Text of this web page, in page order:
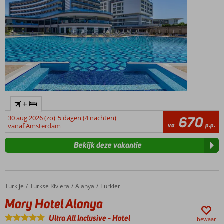
activiteiten,
een kidsclub
en heerlijke
spa
Ultra All
Inclusive
met
24/7
drankjes
+
30 aug 2026 (zo) 5 dagen (4 nachten)
vanaf Amsterdam
va 670 p.p.
Bekijk deze vakantie
Home
Turkije Turkse Riviera Alanya Turkler
Mary Hotel Alanya
Mary Hotel Alanya
Ultra All Inclusive-Hotel bewaar